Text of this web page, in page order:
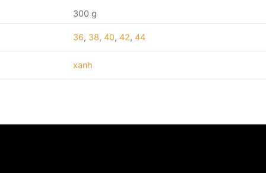
300 g
36, 38,40,42,44
xanh